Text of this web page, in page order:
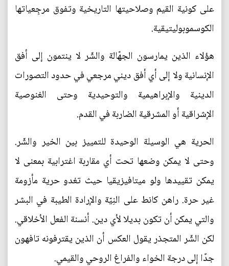
على كونية القيم وصلاحيتها التاريخية وتفوق مرجِعياتها
الكوسموبوليتيقية.
هؤلاء الذين يمارسون الجهّالة والشّر لا ينتمون إلى أفق
الإنسانية ولا إلى أي أفق ديني مرجعي في حدود التصورات
الدينية والإبراهيمية والتوحيدية وحتى الغنوصية
الإشراقية أو المشرقية الضاربة في القدم.
الحرية هي الوسيلة الوحيدة للتمييز بين الخير والشّر.
وحتى لا يمكن وضعها تحت أي مقاربة اغترابية بمعنى لا
يمكن تقييدها ولو ميتافيزيقيا حيث تغدو حرية مأزومة
غير حرة. راهن كانط على النِيّة والإرادة الطيبة في البشر
والتي يمكن أن تكون بديلا لأي دين. أنسنة الفعل الأخلاقي.
لكن الشّر المتجذر يقول العكس أن الذين يقترفونه تافهون
جدًا إلى درجة الخواء والفراغ الروحي والقيمي.